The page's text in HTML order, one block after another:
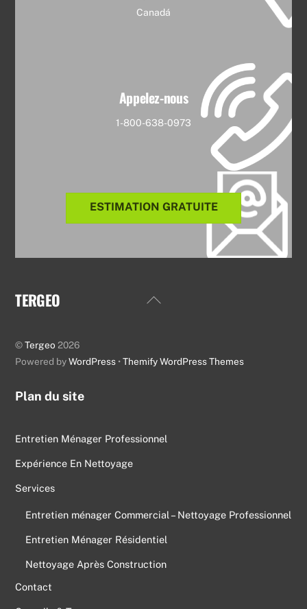
Canadá
Appelez-nous
1-800-638-0973
ESTIMATION GRATUITE
Back
TERGEO
©Tergeo 2026
Powered byWordPress •Themify WordPress Themes
Plan du site
Entretien Ménager Professionnel
Expérience En Nettoyage
Services
Entretien ménager Commercial – Nettoyage Professionnel
Entretien Ménager Résidentiel
Nettoyage Après Construction
Contact